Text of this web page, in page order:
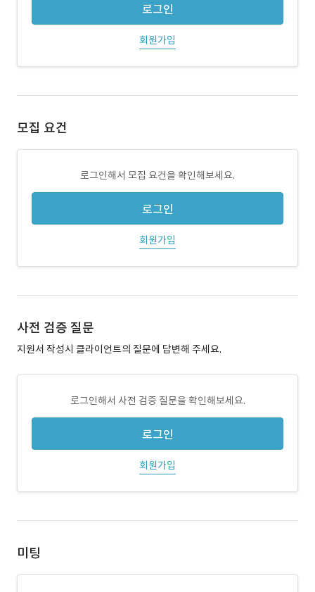
로그인
회원가입
모집 요건
로그인해서 모집 요건을 확인해보세요.
로그인
회원가입
사전 검증 질문
지원서 작성시 클라이언트의 질문에 답변해 주세요.
로그인해서 사전 검증 질문을 확인해보세요.
로그인
회원가입
미팅